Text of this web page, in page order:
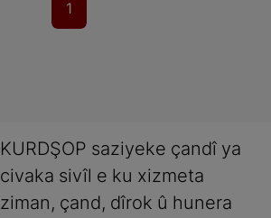
1
KURDŞOP saziyeke çandî ya
civaka sivîl e ku xizmeta
ziman, çand, dîrok û hunera